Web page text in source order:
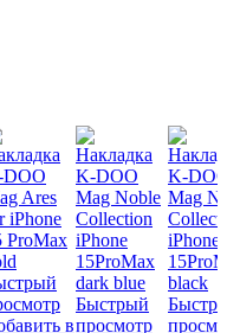
в
Быстрый
просмотр